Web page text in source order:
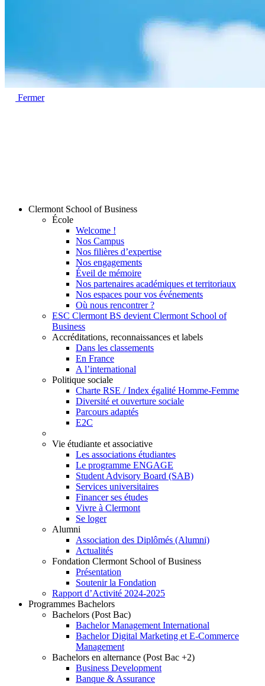
Fermer
Clermont School of Business
École
Welcome !
Nos Campus
Nos filières d’expertise
Nos engagements
Éveil de mémoire
Nos partenaires académiques et territoriaux
Nos espaces pour vos événements
Où nous rencontrer ?
ESC Clermont BS devient Clermont School of
Business
Accréditations, reconnaissances et labels
Dans les classements
En France
A l’international
Politique sociale
Charte RSE / Index égalité Homme-Femme
Diversité et ouverture sociale
Parcours adaptés
E2C
Vie étudiante et associative
Les associations étudiantes
Le programme ENGAGE
Student Advisory Board (SAB)
Services universitaires
Financer ses études
Vivre à Clermont
Se loger
Alumni
Association des Diplômés (Alumni)
Actualités
Fondation Clermont School of Business
Présentation
Soutenir la Fondation
Rapport d’Activité 2024-2025
Programmes Bachelors
Bachelors (Post Bac)
Bachelor Management International
Bachelor Digital Marketing et E-Commerce
Management
Bachelors en alternance (Post Bac +2)
Business Development
Banque & Assurance